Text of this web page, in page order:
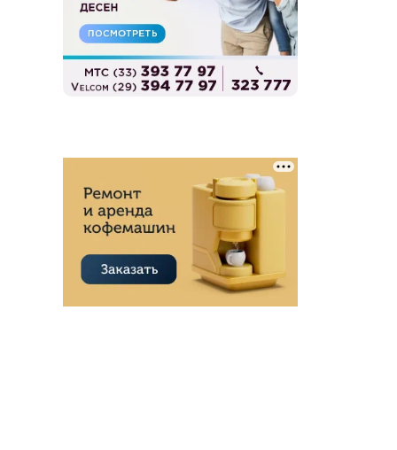
Сантехнические услуги
Клининг, уборка